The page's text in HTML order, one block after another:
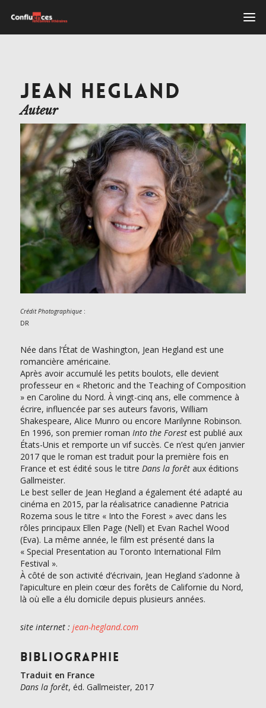
JEAN HEGLAND
Auteur
Crédit Photographique:
DR
Née dans l’État de Washington, Jean Hegland est une
romancière américaine.
Après avoir accumulé les petits boulots, elle devient
professeur en « Rhetoric and the Teaching of Composition
» en Caroline du Nord. À vingt-cinq ans, elle commence à
écrire, influencée par ses auteurs favoris, William
Shakespeare, Alice Munro ou encore Marilynne Robinson.
En 1996, son premier roman Into the Forestest publié aux
États-Unis et remporte un vif succès. Ce n’est qu’en janvier
2017 que le roman est traduit pour la première fois en
France et est édité sous le titre Dans la forêtaux éditions
Gallmeister.
Le best seller de Jean Hegland a également été adapté au
cinéma en 2015, par la réalisatrice canadienne Patricia
Rozema sous le titre « Into the Forest » avec dans les
rôles principaux Ellen Page (Nell) et Evan Rachel Wood
(Eva). La même année, le film est présenté dans la
« Special Presentation au Toronto International Film
Festival ».
À côté de son activité d’écrivain, Jean Hegland s’adonne à
l’apiculture en plein cœur des forêts de Californie du Nord,
là où elle a élu domicile depuis plusieurs années.
site internet : jean-hegland.com
Bibliographie
Traduit en France
Dans la forêt, éd. Gallmeister, 2017